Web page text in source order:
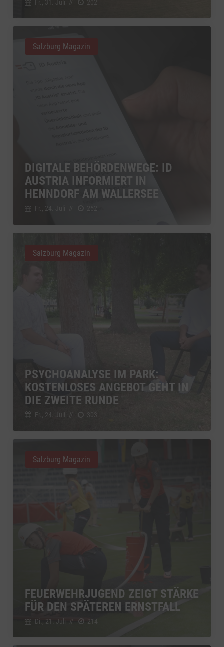
Fr., 31. Juli // 202
DIGITALE BEHÖRDENWEGE: ID
AUSTRIA INFORMIERT IN
HENNDORF AM WALLERSEE
Fr., 24. Juli 252
Salzburg Magazin
PSYCHOANALYSE IM PARK:
KOSTENLOSES ANGEBOT GEHT IN
DIE ZWEITE RUNDE
Fr., 24. Juli 303
Salzburg Magazin
FEUERWEHRJUGEND ZEIGT STÄRKE
FÜR DEN SPÄTEREN ERNSTFALL
Di., 21. Juli // 214
Salzburg Magazin